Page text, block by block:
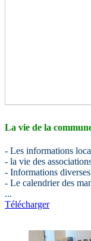
La vie de la
- Les informations
- la vie des
- Informations
- Le calendrier des
...
Télécharger